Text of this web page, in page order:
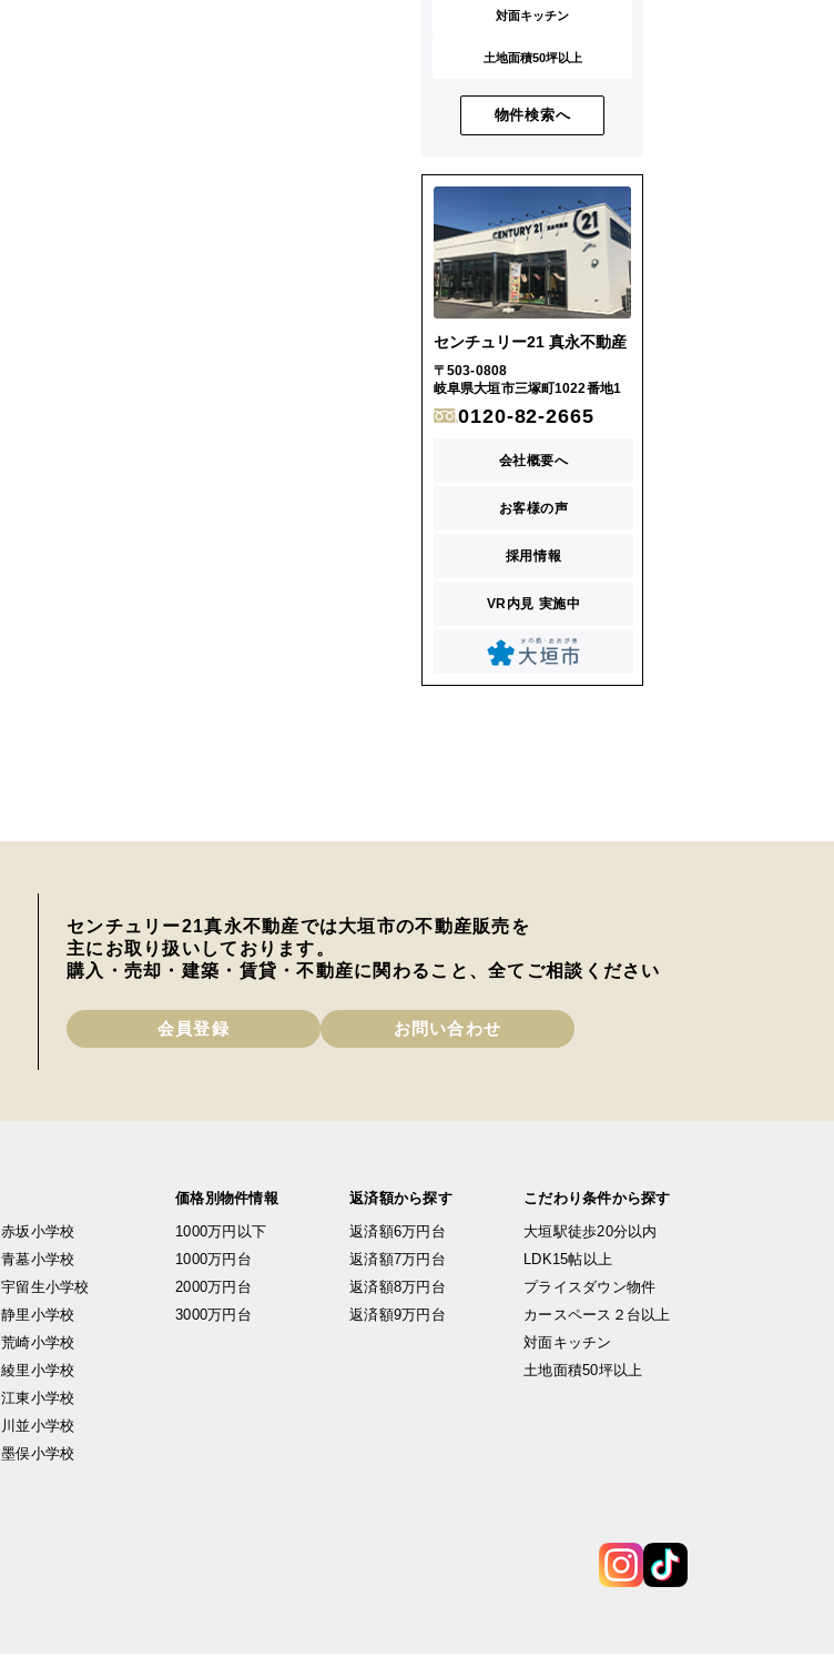
対面キッチン
土地面積50坪以上
物件検索へ
センチュリー21 真永不動産
〒503-0808
岐阜県大垣市三塚町1022番地1
0120-82-2665
会社概要へ
お客様の声
採用情報
VR内見 実施中
センチュリー21真永不動産では大垣市の不動産販売を
主にお取り扱いしております。
購入・売却・建築・賃貸・不動産に関わること、全てご相談ください
会員登録 お問い合わせ
赤坂小学校
青墓小学校
宇留生小学校
静里小学校
荒崎小学校
綾里小学校
江東小学校
川並小学校
墨俣小学校
価格別物件情報
1000万円以下
1000万円台
2000万円台
3000万円台
返済額から探す
返済額6万円台
返済額7万円台
返済額8万円台
返済額9万円台
こだわり条件から探す
大垣駅徒歩20分以内
LDK15帖以上
プライスダウン物件
カースペース２台以上
対面キッチン
土地面積50坪以上